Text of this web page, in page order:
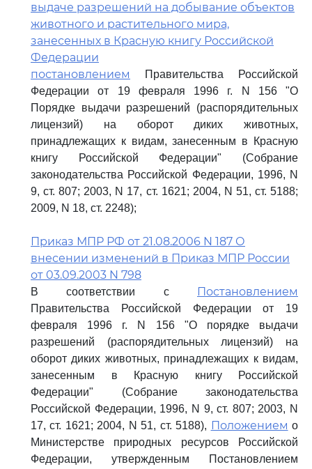
выдаче разрешений на добывание объектов
животного и растительного мира,
занесенных в Красную книгу Российской
Федерации
постановлением
Правительства Российской
Федерации от 19 февраля 1996 г. N 156 "О
Порядке выдачи разрешений (распорядительных
лицензий) на оборот диких животных,
принадлежащих к видам, занесенным в Красную
книгу Российской Федерации" (Собрание
законодательства Российской Федерации, 1996, N
9, ст. 807; 2003, N 17, ст. 1621; 2004, N 51, ст. 5188;
2009, N 18, ст. 2248);
Приказ МПР РФ от 21.08.2006 N 187 О
внесении изменений в Приказ МПР России
от 03.09.2003 N 798
В соответствии с Постановлением
Правительства Российской Федерации от 19
февраля 1996 г. N 156 "О порядке выдачи
разрешений (распорядительных лицензий) на
оборот диких животных, принадлежащих к видам,
занесенным в Красную книгу Российской
Федерации" (Собрание законодательства
Российской Федерации, 1996, N 9, ст. 807; 2003, N
17, ст. 1621; 2004, N 51, ст. 5188), Положением о
Министерстве природных ресурсов Российской
Федерации, утвержденным Постановлением